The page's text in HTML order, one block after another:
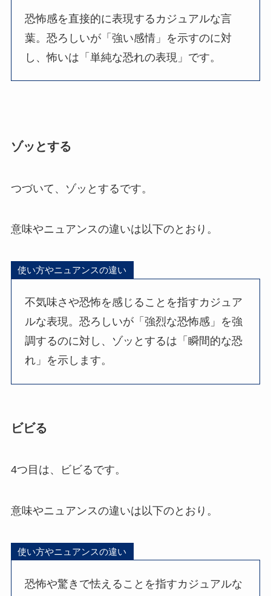
恐怖感を直接的に表現するカジュアルな言
葉。恐ろしいが「強い感情」を示すのに対
し、怖いは「単純な恐れの表現」です。
ゾッとする
つづいて、ゾッとするです。
意味やニュアンスの違いは以下のとおり。
使い方やニュアンスの違い
不気味さや恐怖を感じることを指すカジュア
ルな表現。恐ろしいが「強烈な恐怖感」を強
調するのに対し、ゾッとするは「瞬間的な恐
れ」を示します。
ビビる
4つ目は、ビビるです。
意味やニュアンスの違いは以下のとおり。
使い方やニュアンスの違い
恐怖や驚きで怯えることを指すカジュアルな